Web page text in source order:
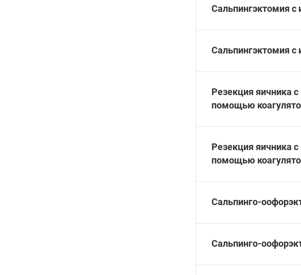
Сальпингэктомия с
Сальпингэктомия с
Резекция яичника
помощью
Резекция яичника
помощью
Сальпинго-
Сальпинго-